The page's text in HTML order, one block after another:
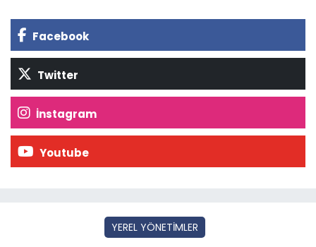
Facebook
Twitter
İnstagram
Youtube
YEREL YÖNETİMLER